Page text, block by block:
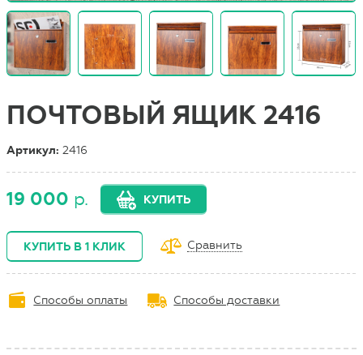
ПОЧТОВЫЙ ЯЩИК 2416
Артикул:2416
19 000 р. КУПИТЬ
КУПИТЬ В 1 КЛИК Сравнить
Способы оплаты Способы доставки